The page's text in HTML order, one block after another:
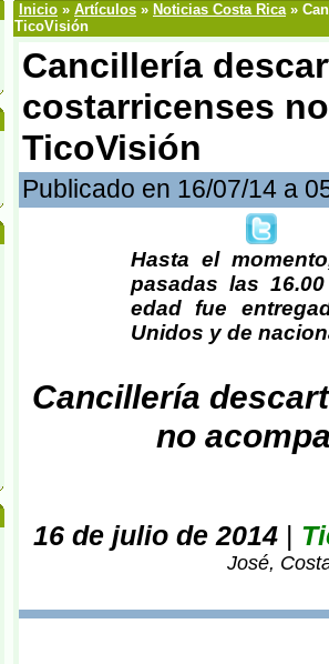
Inicio » Artículos » Noticias Costa Rica»
TicoVisión
Cancillería
costarricenses
TicoVisión
Publicado en 16/07/14 a
Hasta el
pasadas las
edad fue
Unidos y de
Cancillería
no
16 de julio de 2014|
José,